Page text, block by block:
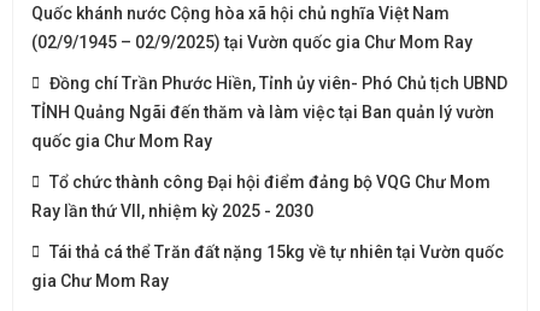
Quốc khánh nước Cộng hòa xã hội chủ nghĩa Việt Nam
(02/9/1945 – 02/9/2025) tại Vườn quốc gia Chư Mom Ray
Đồng chí Trần Phước Hiền, Tỉnh ủy viên- Phó Chủ tịch UBND
TỈNH Quảng Ngãi đến thăm và làm việc tại Ban quản lý vườn
quốc gia Chư Mom Ray
Tổ chức thành công Đại hội điểm đảng bộ VQG Chư Mom
Ray lần thứ VII, nhiệm kỳ 2025 - 2030
Tái thả cá thể Trăn đất nặng 15kg về tự nhiên tại Vườn quốc
gia Chư Mom Ray